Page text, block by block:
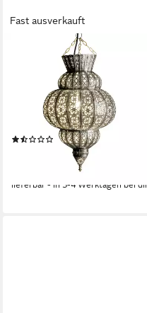
Fast ausverkauft
MARRAKESCH ORIENT &
MEDITERRAN INTERIOR
Pendelleuchte Orientalische
Pendelleuchte Harem
Handarbeit aus Metall, Silber
50 cm, Handarbeit
(3)
92,00 €
lieferbar - in 3-4 Werktagen bei dir